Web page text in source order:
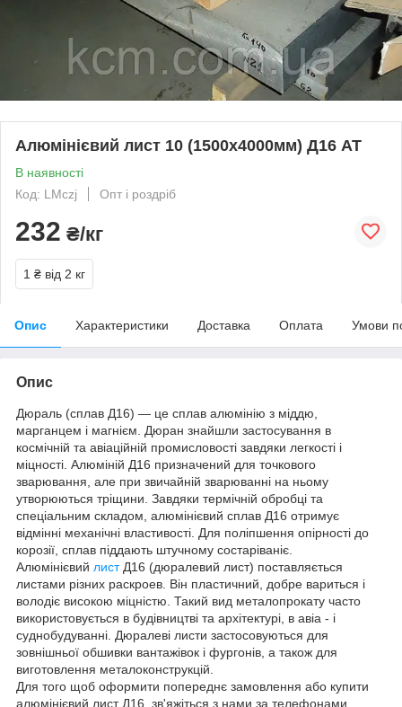
Алюмінієвий лист 10 (1500х4000мм) Д16 АТ
В наявності
Код: LMczj
Опт і роздріб
232 ₴/кг
1 ₴ від 2 кг
Опис Характеристики Доставка Оплата Умови
Опис
Дюраль (сплав Д16) — це сплав алюмінію з міддю,
марганцем і магнієм. Дюран знайшли застосування в
космічній та авіаційній промисловості завдяки легкості і
міцності. Алюміній Д16 призначений для точкового
зварювання, але при звичайній зварюванні на ньому
утворюються тріщини. Завдяки термічній обробці та
спеціальним складом, алюмінієвий сплав Д16 отримує
відмінні механічні властивості. Для поліпшення опірності до
корозії, сплав піддають штучному состаріваніє.
Алюмінієвий листД16 (дюралевий лист) поставляється
листами різних раскроев. Він пластичний, добре вариться і
володіє високою міцністю. Такий вид металопрокату часто
використовується в будівництві та архітектурі, в авіа - і
суднобудуванні. Дюралеві листи застосовуються для
зовнішньої обшивки вантажівок і фургонів, а також для
виготовлення металоконструкцій.
Для того щоб оформити попереднє замовлення або купити
алюмінієвий лист Д16, зв'яжіться з нами за телефонами